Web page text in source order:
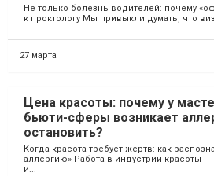
Не только болезнь водителей: почему
к проктологу Мы привыкли думать, что
27 марта
Цена красоты: почему у
бьюти-сферы возникает
остановить?
Когда красота требует жертв: как
аллергию» Работа в индустрии красоты —
и...